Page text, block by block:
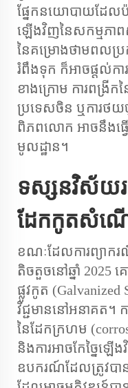
ផ្នែកនយោបាយដែលប៉
ឡើងវិញនៃសកម្មភា
នៃគម្រោងថាមពលប្រ
រំពឹងទុក ក៏អាចផ្តល់ក
ខាងក្រោម ការពង្រីក
ប្រទេសចិន ឬការថយចុ
ពិភពលោក អាចនឹងធ្វើ
មូលដ្ឋាន។
ទស្សនវិស័យរ
ដែកកូតសំណ
ខណៈដែលការព្យាករណ៍
តិចតួចនៅឆ្នាំ 2025
ផ្លូវកូត
វិជ្ជមាននៅអនាគត។
នៃដែកក្រហម
និងការអាចកែច្នៃឡើង
ឧបករណ៍ដែលត្រូវបា